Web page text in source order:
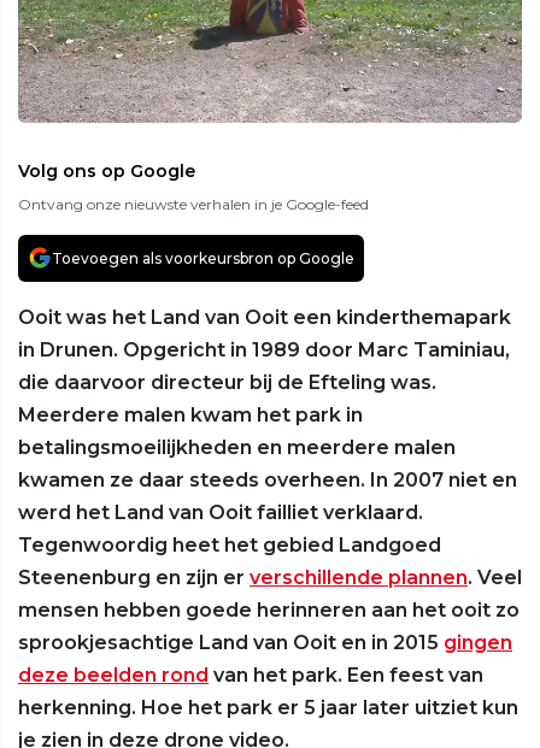
Volg ons op Google
Ontvang onze nieuwste verhalen in je Google-feed
Toevoegen als voorkeursbron op Google
Ooit was het Land van Ooit een kinderthemapark
in Drunen. Opgericht in 1989 door Marc Taminiau,
die daarvoor directeur bij de Efteling was.
Meerdere malen kwam het park in
betalingsmoeilijkheden en meerdere malen
kwamen ze daar steeds overheen. In 2007 niet en
werd het Land van Ooit failliet verklaard.
Tegenwoordig heet het gebied Landgoed
Steenenburg en zijn er verschillende plannen. Veel
mensen hebben goede herinneren aan het ooit zo
sprookjesachtige Land van Ooit en in 2015 gingen
deze beelden rond van het park. Een feest van
herkenning. Hoe het park er 5 jaar later uitziet kun
je zien in deze drone video.